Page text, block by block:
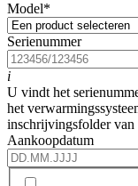
Model*
Serienummer
i
U vindt het
het
inschrijvingsfolder van
Aankoopdatum